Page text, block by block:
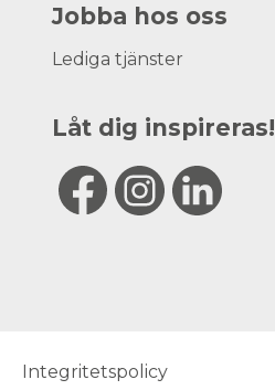
Jobba hos oss
Lediga tjänster
Låt dig inspireras!
Integritetspolicy